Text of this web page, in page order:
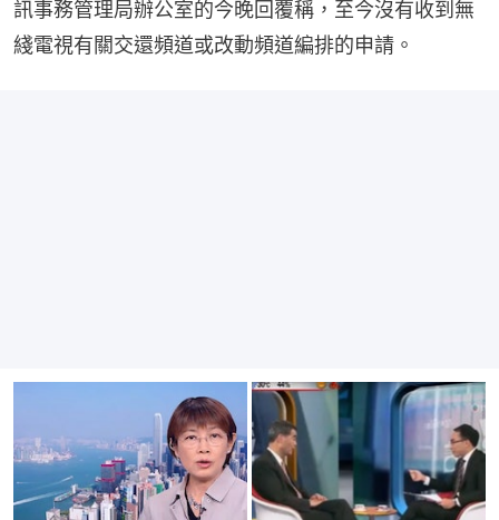
訊事務管理局辦公室的今晚回覆稱，至今沒有收到無
綫電視有關交還頻道或改動頻道編排的申請。